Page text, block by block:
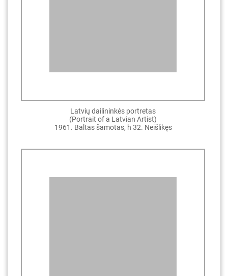
Latvių dailininkės portretas
(Portrait of a Latvian Artist)
1961. Baltas šamotas, h 32. Neišlikęs